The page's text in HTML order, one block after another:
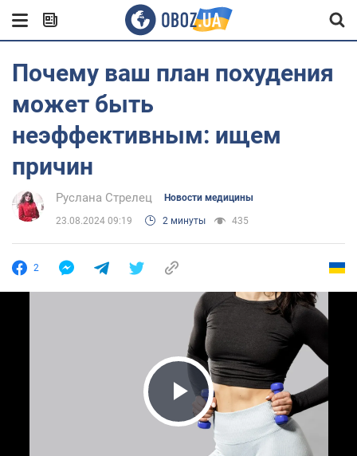
Почему ваш план похудения
может быть
неэффективным: ищем
причин
Руслана Стрелец Новости медицины
23.08.2024 09:19 2 минуты 435
2
Play Video